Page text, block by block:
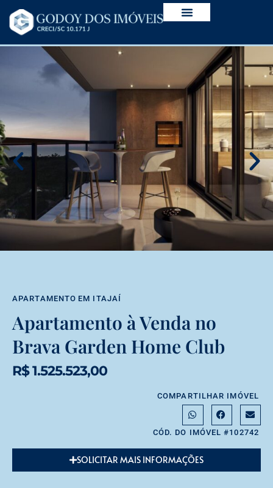
APARTAMENTO EM ITAJAÍ
Apartamento à Venda no
Brava Garden Home Club
R$ 1.525.523,00
COMPARTILHAR IMÓVEL
CÓD. DO IMÓVEL #102742
SOLICITAR MAIS INFORMAÇÕES